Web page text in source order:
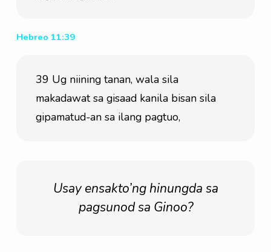
Hebreo 11:39
39 Ug niining tanan, wala sila
makadawat sa gisaad kanila bisan sila
gipamatud-an sa ilang pagtuo,
Usay ensakto’ng hinungda sa
pagsunod sa Ginoo?